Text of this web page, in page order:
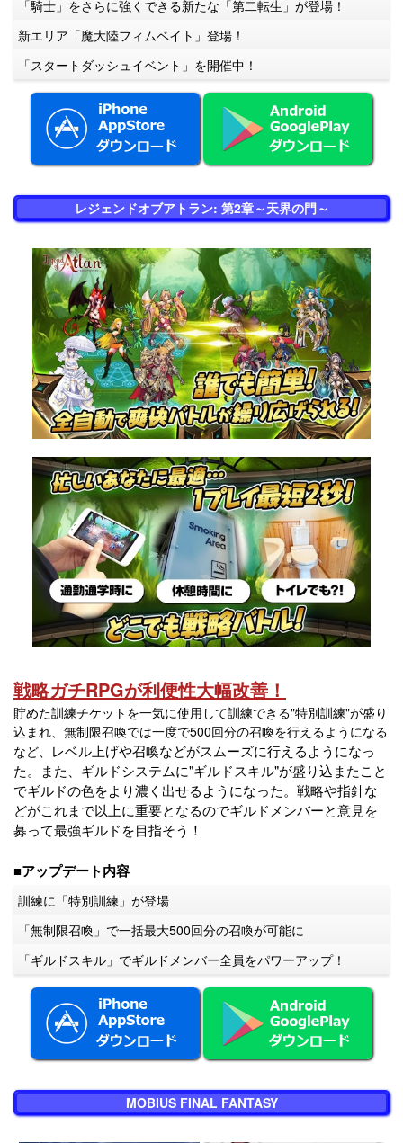
「騎士」をさらに強くできる新たな「第二転生」が登場！
新エリア「魔大陸フィムベイト」登場！
「スタートダッシュイベント」を開催中！
レジェンドオブアトラン: 第2章～天界の門～
戦略ガチRPGが利便性大幅改善！
貯めた訓練チケットを一気に使用して訓練できる"特別訓練"が盛り
込まれ、無制限召喚では一度で500回分の召喚を行えるようになる
など、 レベル上げや召喚などがスムーズに行えるようになっ
た。また、ギルドシステムに"ギルドスキル"が盛り込またこと
でギルドの色をより濃く出せるようになった。戦略や指針な
どがこれまで以上に重要となるのでギルドメンバーと意見を
募って最強ギルドを目指そう！
■アップデート内容
訓練に「特別訓練」が登場
「無制限召喚」で一括最大500回分の召喚が可能に
「ギルドスキル」でギルドメンバー全員をパワーアップ！
MOBIUS FINAL FANTASY